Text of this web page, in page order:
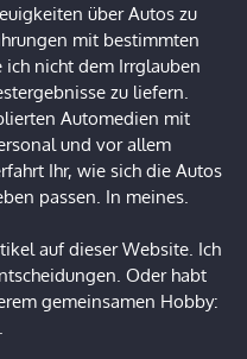
über Autos zu
mit bestimmten
ich nicht dem Irrglauben
zu liefern.
Automedien mit
und vor allem
Ihr, wie sich die Autos
passen. In meines.
auf dieser Website. Ich
Oder habt
gemeinsamen Hobby: